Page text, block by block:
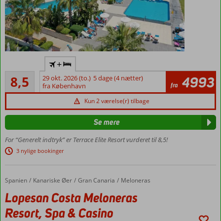
familiehotel
med Ultra
All Inclusive
vandrutsjebaner
Shuttleservice
til stranden
Værelser
med
4
8,5
Alletiders
669
anmeldelser
+
29 okt. 2026 (to.) 5 dage (4 nætter)
fra København
fra 4993
Kun 2 værelse(r) tilbage
For “Generelt indtryk” er Terrace Elite Resort vurderet til 8,5!
3 nylige bookinger
Se mere
Forside
Spanien Kanariske Øer Gran Canaria Meloneras
Lopesan Costa Meloneras Resort, Spa & Casino
Lopesan Costa Meloneras
Resort, Spa & Casino